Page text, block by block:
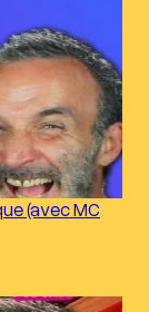
(avec MC